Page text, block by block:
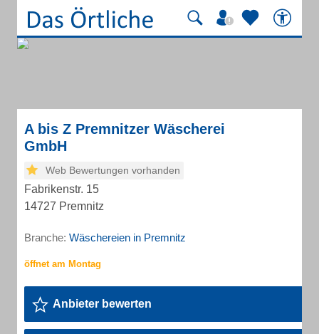
A bis Z Premnitzer Wäscherei
GmbH
Web Bewertungen vorhanden
Fabrikenstr. 15
14727 Premnitz
Branche: Wäschereien in Premnitz
Anbieter bewerten